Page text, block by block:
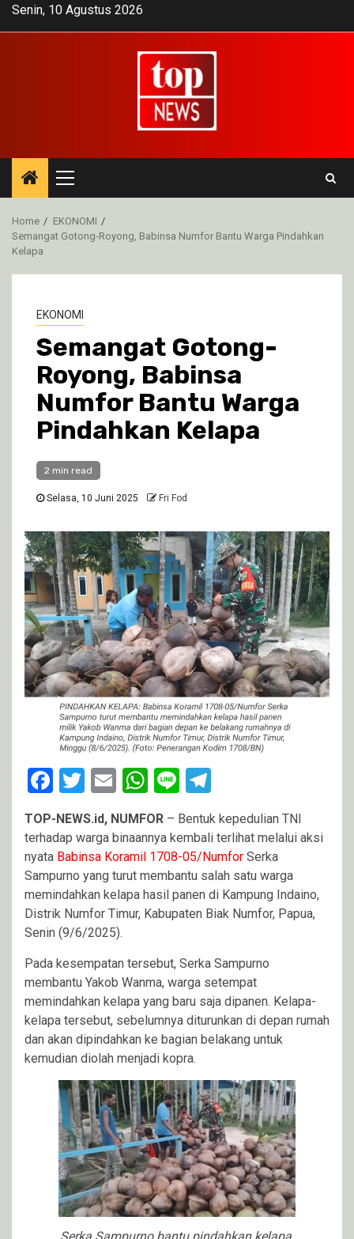
SkipSenin, 10 Agustus 2026
Primary
Menu
Home
EKONOMI
Semangat Gotong-Royong, Babinsa Numfor Bantu Warga Pindahkan
Kelapa
EKONOMI
Semangat Gotong-
Royong, Babinsa
Numfor Bantu Warga
Pindahkan Kelapa
2 min read
Selasa, 10 Juni 2025 Fri Fod
Facebook
Twitter
EmailWhatsApp
Line
TOP-NEWS.id, NUMFOR – Bentuk kepedulian TNI
terhadap warga binaannya kembali terlihat melalui aksi
nyata Babinsa Koramil 1708-05/Numfor Serka
Sampurno yang turut membantu salah satu warga
memindahkan kelapa hasil panen di Kampung Indaino,
Distrik Numfor Timur, Kabupaten Biak Numfor, Papua,
Senin (9/6/2025).
Pada kesempatan tersebut, Serka Sampurno
membantu Yakob Wanma, warga setempat
memindahkan kelapa yang baru saja dipanen. Kelapa-
kelapa tersebut, sebelumnya diturunkan di depan rumah
dan akan dipindahkan ke bagian belakang untuk
kemudian diolah menjadi kopra.